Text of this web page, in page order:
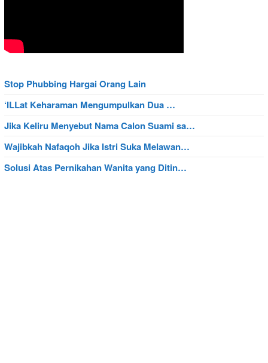
Stop Phubbing Hargai Orang Lain
‘ILLat Keharaman Mengumpulkan Dua …
Jika Keliru Menyebut Nama Calon Suami sa…
Wajibkah Nafaqoh Jika Istri Suka Melawan…
Solusi Atas Pernikahan Wanita yang Ditin…